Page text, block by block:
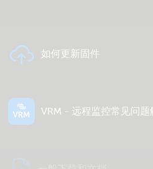
如何更新固件
VRM - 远程监控常见问题